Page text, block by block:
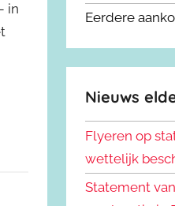
in
Eerdere
Nieuws
Flyeren op
wettelijk
Statement